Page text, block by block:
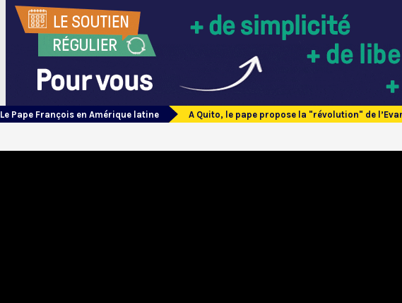
Le Pape François en Amérique latine A Quito, le pape propose la "révolution" de